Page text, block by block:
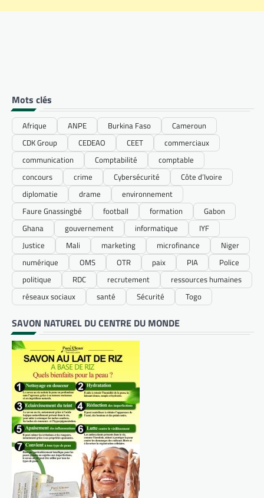
Mots clés
Afrique ANPE Burkina Faso
Cameroun
CDK Group
CEDEAO CEET
commerciaux
communication
Comptabilité
comptable
concours
crime Cybersécurité
Côte d’Ivoire
diplomatie
drame
environnement
Faure Gnassingbé
football formation
Gabon
Ghana
gouvernement informatique
IYF
Justice
Mali marketing microfinance
Niger
numérique
OMS OTR paix PIA
Police
politique
RDC recrutement
ressources humaines
réseaux sociaux
santé Sécurité Togo
SAVON NATUREL DU CENTRE DU MONDE